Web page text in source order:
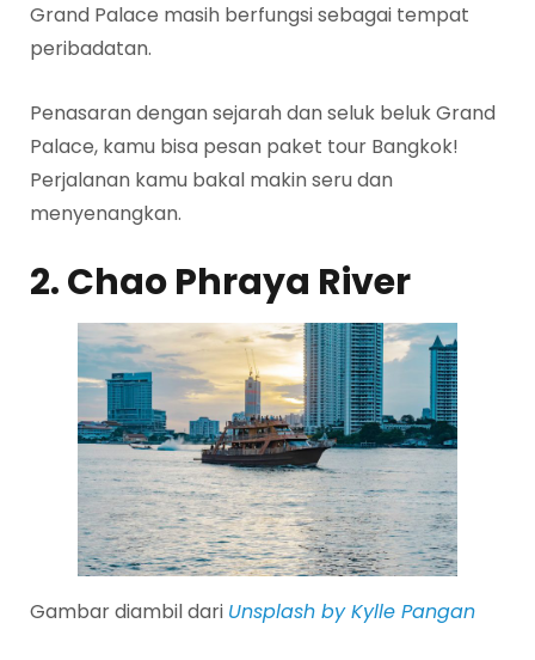
Grand Palace masih berfungsi sebagai tempat
peribadatan.
Penasaran dengan sejarah dan seluk beluk Grand
Palace, kamu bisa pesan paket tour Bangkok!
Perjalanan kamu bakal makin seru dan
menyenangkan.
2. Chao Phraya River
Gambar diambil dari Unsplash by Kylle Pangan